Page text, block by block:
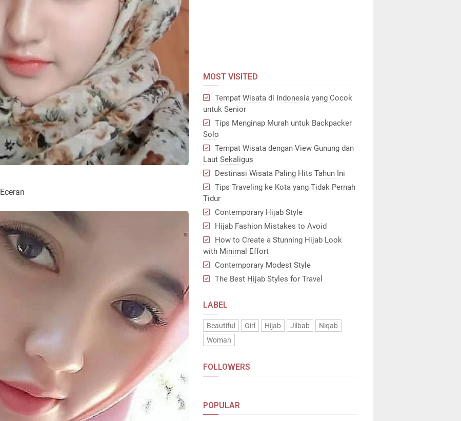
MOST VISITED
Tempat Wisata di Indonesia yang Cocok
untuk Senior
Tips Menginap Murah untuk Backpacker
Solo
Tempat Wisata dengan View Gunung dan
Laut Sekaligus
Destinasi Wisata Paling Hits Tahun Ini
Tips Traveling ke Kota yang Tidak Pernah
Tidur
Contemporary Hijab Style
Hijab Fashion Mistakes to Avoid
How to Create a Stunning Hijab Look
with Minimal Effort
Contemporary Modest Style
The Best Hijab Styles for Travel
LABEL
Beautiful Girl Hijab Jilbab
Niqab
Woman
FOLLOWERS
POPULAR